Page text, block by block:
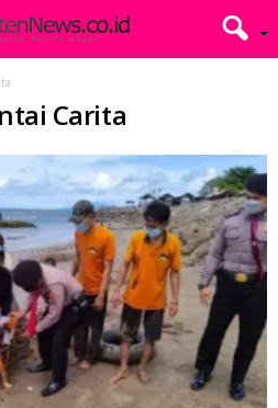
Carita